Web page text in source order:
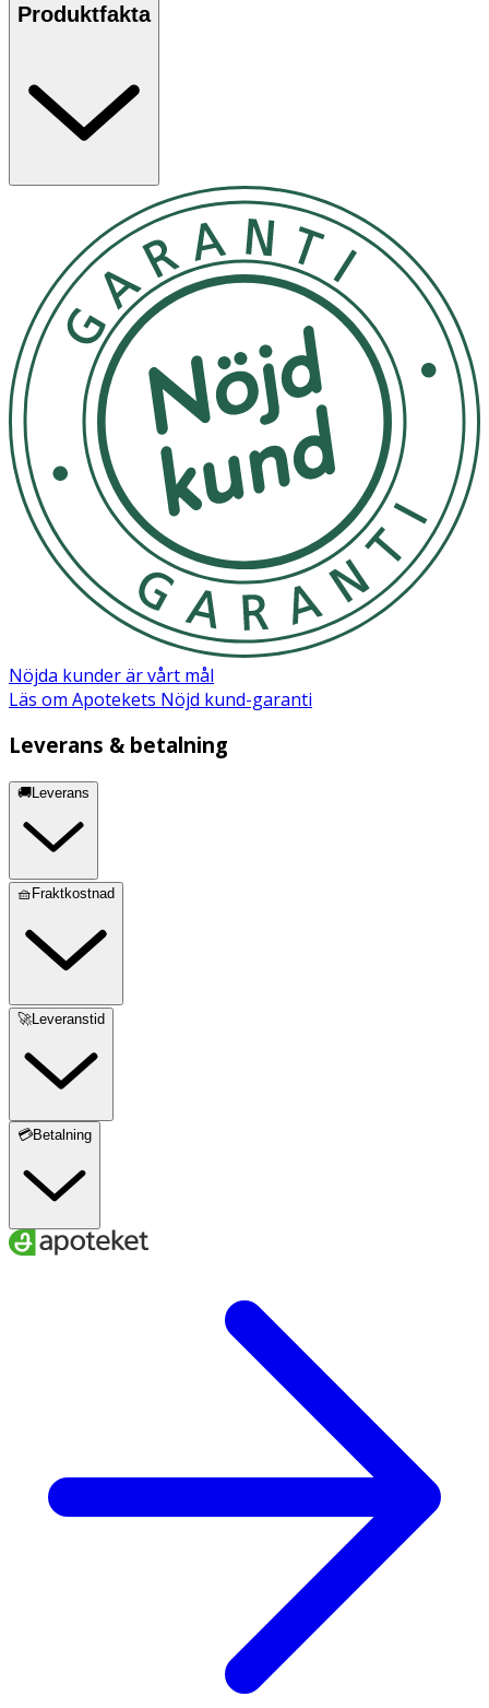
Produktfakta
Nöjda kunder är vårt mål
Läs om Apotekets Nöjd kund-garanti
Leverans & betalning
🚚Leverans
🧺Fraktkostnad
🚀Leveranstid
💳Betalning